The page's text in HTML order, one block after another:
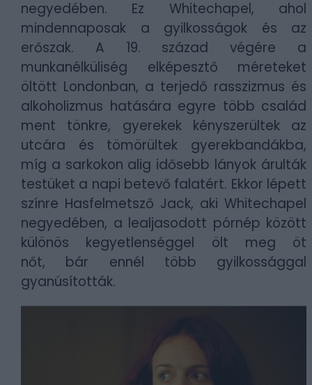
negyedében. Ez Whitechapel, ahol
mindennaposak a gyilkosságok és az
erőszak. A 19. század végére a
munkanélküliség elképesztő méreteket
öltött Londonban, a terjedő rasszizmus és
alkoholizmus hatására egyre több család
ment tönkre, gyerekek kényszerültek az
utcára és tömörültek gyerekbandákba,
míg a sarkokon alig idősebb lányok árulták
testüket a napi betevő falatért. Ekkor lépett
színre Hasfelmetsző Jack, aki Whitechapel
negyedében, a lealjasodott pórnép között
különös kegyetlenséggel ölt meg öt
nőt, bár ennél több gyilkossággal
gyanúsították.